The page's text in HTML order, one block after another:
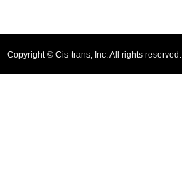
Copyright © Cis-trans, Inc. All rights reserved.